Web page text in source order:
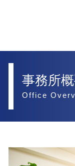
事務所
Office